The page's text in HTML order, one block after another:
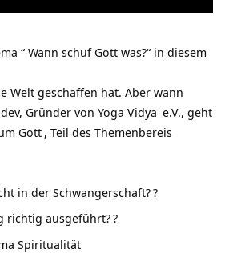
“ Wann schuf Gott was?“ in diesem
Welt geschaffen hat. Aber wann
Gründer von Yoga Vidya e.V., geht
Gott , Teil des Themenbereis
in der Schwangerschaft??
richtig ausgeführt??
Spiritualität